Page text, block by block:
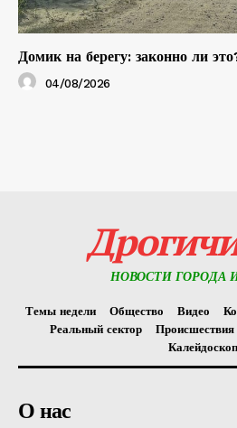
Домик на берегу: законно ли
04/08/2026
НОВОСТИ ГОРОДА
Темы недели Общество Видео
Реальный сектор
Происшествия
Калейдоскоп
О нас